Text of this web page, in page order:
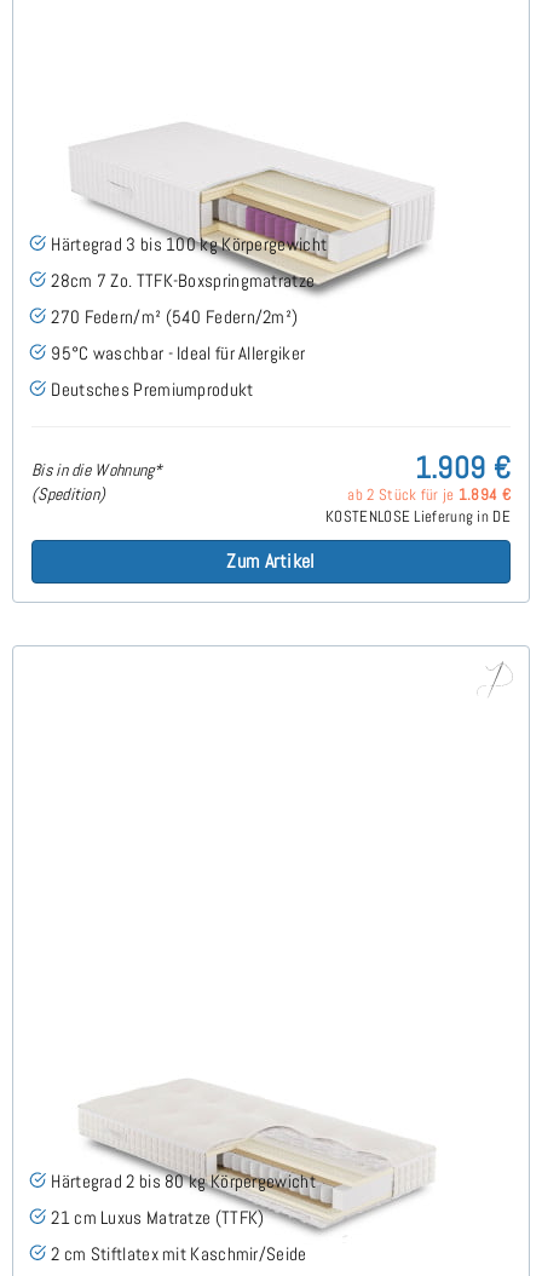
FLAVUS H3 (95° Bezug) TTFK Matratze 120x220 cm -
Sonderanfertigung
(3)
Härtegrad 3 bis 100 kg Körpergewicht
28cm 7 Zo. TTFK-Boxspringmatratze
270 Federn/m² (540 Federn/2m²)
95°C waschbar - Ideal für Allergiker
Deutsches Premiumprodukt
Bis in die Wohnung*
(Spedition)
1.909 €
ab 2 Stück für je 1.894 €
KOSTENLOSE Lieferung in DE
Zum Artikel
ARMIN H2 TTFK Matratze 120x220 cm -
Sonderanfertigung
Härtegrad 2 bis 80 kg Körpergewicht
21 cm Luxus Matratze (TTFK)
2 cm Stiftlatex mit Kaschmir/Seide